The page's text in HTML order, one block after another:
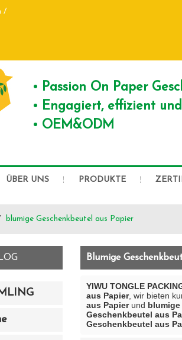
/
Passion On Paper
Engagiert, effizient
OEM&ODM
ÜBER UNS PRODUKTE
blumige Geschenkbeutel aus Papier
Blumige
YIWU TONGLE
aus Papier, wir bieten
aus Papierund
Geschenkbeutel aus
Geschenkbeutel aus